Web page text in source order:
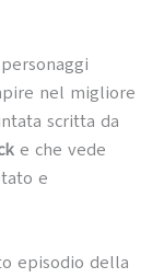
nel migliore
scritta da
e che vede
e
episodio della